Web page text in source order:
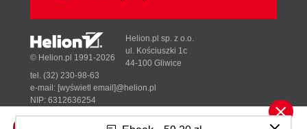
© Helion.pl 1991-2026
Helion.pl sp. z o.o.
ul. Kościuszki 1c
44-100 Gliwice
tel. (32) 230-98-63
e-mail: [wyświetl email]@helion.pl
NIP: 6312636254